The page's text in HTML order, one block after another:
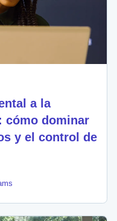
a la
cómo dominar
y el control de